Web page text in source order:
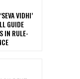
VIDHI’
GUIDE
IN RULE-